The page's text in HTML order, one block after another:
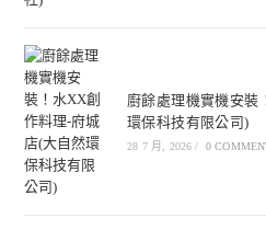
廚餘處理機實機安裝
環保科技有限公司)
28 7 月, 2026 / 0